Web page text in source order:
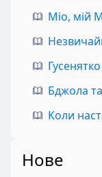
Міо, мій
Гусенятко
Бджола
Коли
Нове